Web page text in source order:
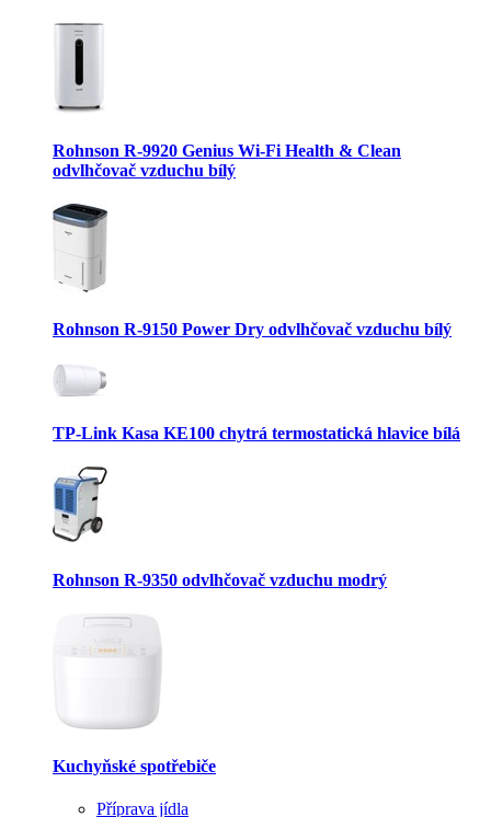
Rohnson R-9920 Genius Wi-Fi Health & Clean
odvlhčovač vzduchu bílý
Rohnson R-9150 Power Dry odvlhčovač vzduchu bílý
TP-Link Kasa KE100 chytrá termostatická hlavice bílá
Rohnson R-9350 odvlhčovač vzduchu modrý
Kuchyňské spotřebiče
Příprava jídla